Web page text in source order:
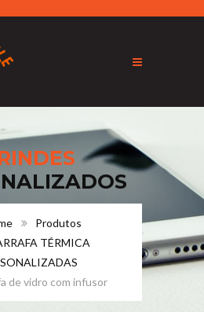
Produtos
TÉRMICA
de vidro com infusor